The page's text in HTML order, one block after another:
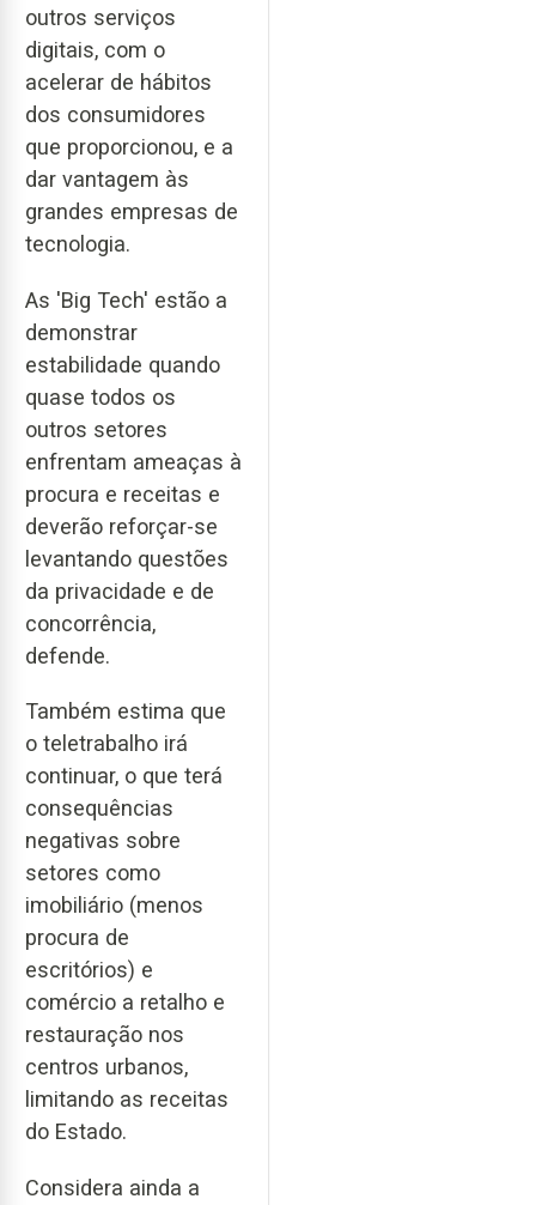
outros serviços
digitais, com o
acelerar de hábitos
dos consumidores
que proporcionou, e a
dar vantagem às
grandes empresas de
tecnologia.
As 'Big Tech' estão a
demonstrar
estabilidade quando
quase todos os
outros setores
enfrentam ameaças à
procura e receitas e
deverão reforçar-se
levantando questões
da privacidade e de
concorrência,
defende.
Também estima que
o teletrabalho irá
continuar, o que terá
consequências
negativas sobre
setores como
imobiliário (menos
procura de
escritórios) e
comércio a retalho e
restauração nos
centros urbanos,
limitando as receitas
do Estado.
Considera ainda a